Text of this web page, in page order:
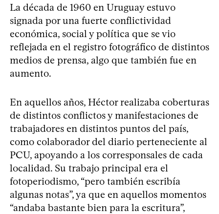
La década de 1960 en Uruguay estuvo
signada por una fuerte conflictividad
económica, social y política que se vio
reflejada en el registro fotográfico de distintos
medios de prensa, algo que también fue en
aumento.
En aquellos años, Héctor realizaba coberturas
de distintos conflictos y manifestaciones de
trabajadores en distintos puntos del país,
como colaborador del diario perteneciente al
PCU, apoyando a los corresponsales de cada
localidad. Su trabajo principal era el
fotoperiodismo, “pero también escribía
algunas notas”, ya que en aquellos momentos
“andaba bastante bien para la escritura”,